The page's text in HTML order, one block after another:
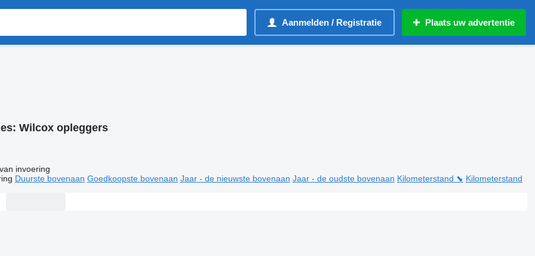
Aanmelden / Registratie Plaats uw advertentie
Wilcox opleggers
invoering
Duurste bovenaan Goedkoopste bovenaan Jaar - de nieuwste bovenaan Jaar - de oudste bovenaan Kilometerstand ⬊ Kilometerstand